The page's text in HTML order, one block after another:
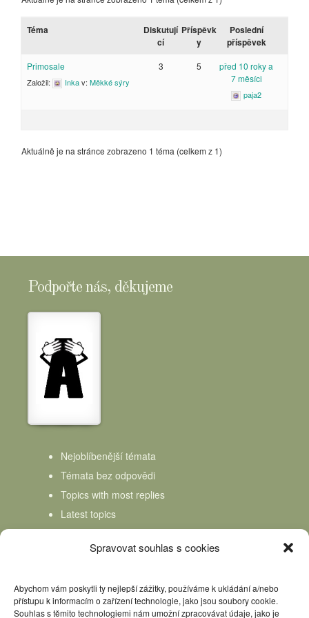
Spravovat souhlas s cookies
Abychom vám poskytli ty nejlepší zážitky, používáme k ukládání a/nebo
přístupu k informacím o zařízení technologie, jako jsou soubory cookie.
Souhlas s těmito technologiemi nám umožní zpracovávat údaje, jako je
Téma
Diskutují
cí
Příspěvk
y
Poslední
příspěvek
Primosale
Založil: Inkav: Měkké sýry
3 5
před 10 roky a
7 měsíci
paja2
Aktuálně je na stránce zobrazeno 1 téma (celkem z 1)
Podpořte nás, děkujeme
Nejoblíbenější témata
Témata bez odpovědi
Topics with most replies
Latest topics
Topics Freshness